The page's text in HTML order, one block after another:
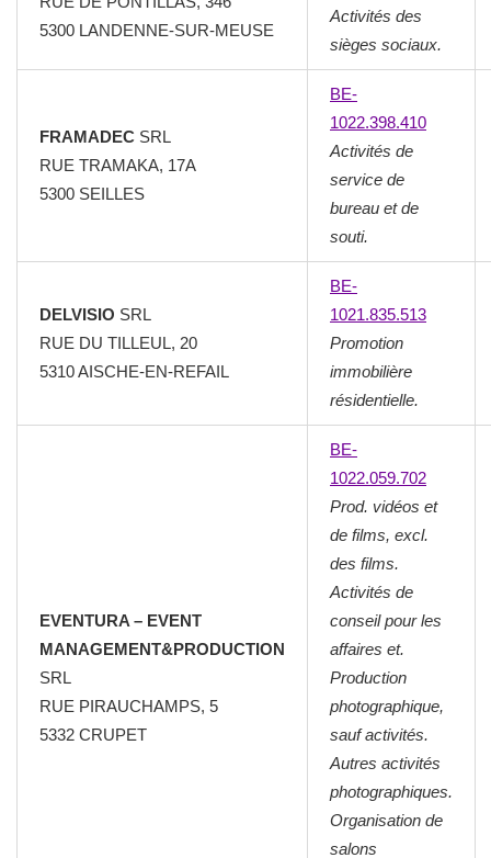
5300 LANDENNE-SUR-MEUSE
Activités des
sièges sociaux.
FRAMADEC SRL
RUE TRAMAKA, 17A
5300 SEILLES
BE-
1022.398.410
Activités de
service de
bureau et de
souti.
DELVISIO SRL
RUE DU TILLEUL, 20
5310 AISCHE-EN-REFAIL
BE-
1021.835.513
Promotion
immobilière
résidentielle.
EVENTURA – EVENT
MANAGEMENT&PRODUCTION
SRL
RUE PIRAUCHAMPS, 5
5332 CRUPET
BE-
1022.059.702
Prod. vidéos et
de films, excl.
des films.
Activités de
conseil pour les
affaires et.
Production
photographique,
sauf activités.
Autres activités
photographiques.
Organisation de
salons